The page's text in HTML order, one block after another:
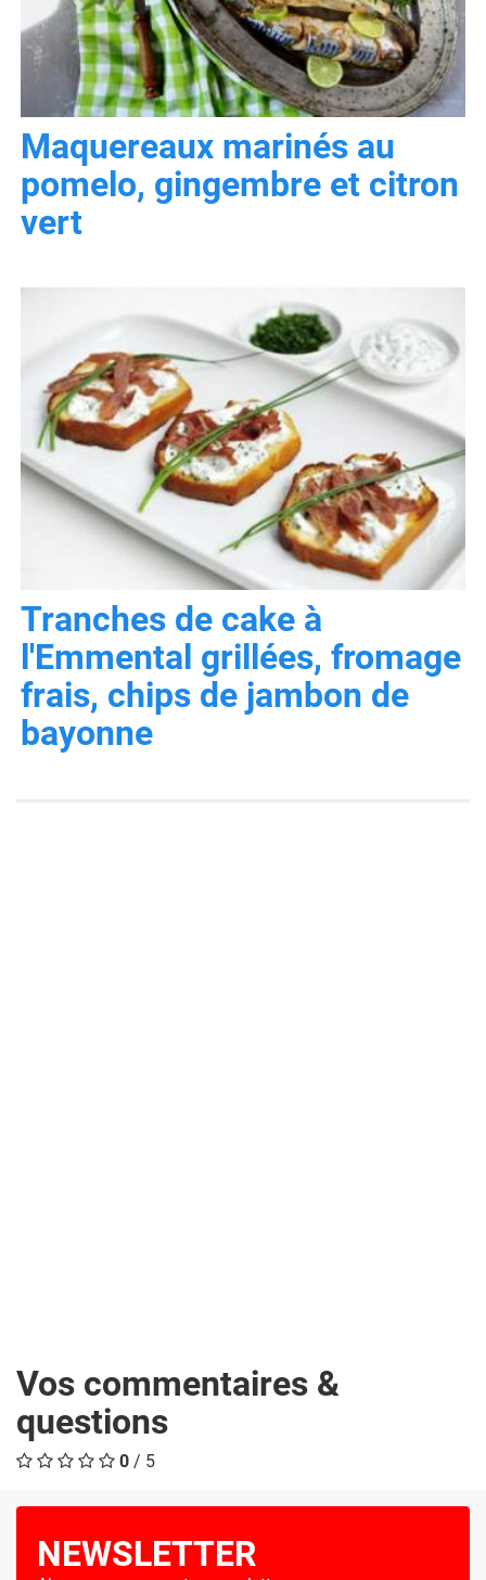
Maquereaux marinés au
pomelo, gingembre et citron
vert
Tranches de cake à
l'Emmental grillées, fromage
frais, chips de jambon de
bayonne
Vos commentaires &
questions
0 / 5
NEWSLETTER